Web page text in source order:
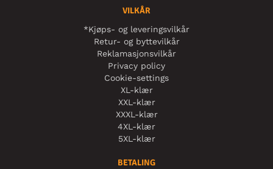
VILKÅR
*Kjøps- og leveringsvilkår
Retur- og byttevilkår
Reklamasjonsvilkår
Privacy policy
Cookie-settings
XL-klær
XXL-klær
XXXL-klær
4XL-klær
5XL-klær
BETALING